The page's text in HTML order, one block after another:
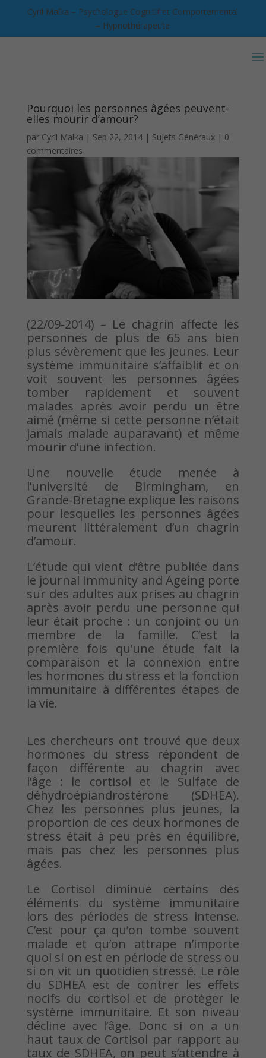
Cyril Malka – Psychologue Cognitif et Comportemental
– Hypnothérapeute
Pourquoi les personnes âgées peuvent-
elles mourir d’amour?
par Cyril Malka | Sep 22, 2014| Sujets Généraux| 0
commentaires
(22/09-2014) – Le chagrin affecte les
personnes de plus de 65 ans bien
plus sévèrement que les jeunes. Leur
système immunitaire s’affaiblit et on
voit souvent les personnes âgées
tomber rapidement et souvent
malades après avoir perdu un être
aimé (même si cette personne n’était
jamais malade auparavant) et même
mourir d’une infection.
Une nouvelle étude menée à
l’université de Birmingham, en
Grande-Bretagne explique les raisons
pour lesquelles les personnes âgées
meurent littéralement d’un chagrin
d’amour.
L’étude qui vient d’être publiée dans
le journal Immunity and Ageing porte
sur des adultes aux prises au chagrin
après avoir perdu une personne qui
leur était proche : un conjoint ou un
membre de la famille. C’est la
première fois qu’une étude fait la
comparaison et la connexion entre
les hormones du stress et la fonction
immunitaire à différentes étapes de
la vie.
Les chercheurs ont trouvé que deux
hormones du stress répondent de
façon différente au chagrin avec
l’âge : le cortisol et le Sulfate de
déhydroépiandrostérone (SDHEA).
Chez les personnes plus jeunes, la
proportion de ces deux hormones de
stress était à peu près en équilibre,
mais pas chez les personnes plus
âgées.
Le Cortisol diminue certains des
éléments du système immunitaire
lors des périodes de stress intense.
C’est pour ça qu’on tombe souvent
malade et qu’on attrape n’importe
quoi si on est en période de stress ou
si on vit un quotidien stressé. Le rôle
du SDHEA est de contrer les effets
nocifs du cortisol et de protéger le
système immunitaire. Et son niveau
décline avec l’âge. Donc si on a un
haut taux de Cortisol par rapport au
taux de SDHEA, on peut s’attendre à